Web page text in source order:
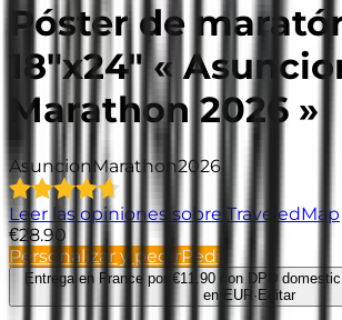
Póster de
18"x24" «
Marathon 2026 »
Asuncion Marathon2026
Leer las opiniones sobre TraveledMap
€28.90
Personalizar y pedirPedir
Entrega en France por €11.90 con DPD
en EUR · Editar